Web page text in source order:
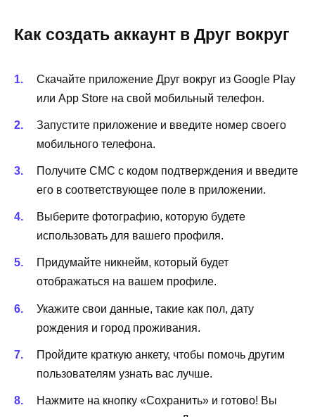
Как создать аккаунт в Друг вокруг
Скачайте приложение Друг вокруг из Google Play
или App Store на свой мобильный телефон.
Запустите приложение и введите номер своего
мобильного телефона.
Получите СМС с кодом подтверждения и введите
его в соответствующее поле в приложении.
Выберите фотографию, которую будете
использовать для вашего профиля.
Придумайте никнейм, который будет
отображаться на вашем профиле.
Укажите свои данные, такие как пол, дату
рождения и город проживания.
Пройдите краткую анкету, чтобы помочь другим
пользователям узнать вас лучше.
Нажмите на кнопку «Сохранить» и готово! Вы